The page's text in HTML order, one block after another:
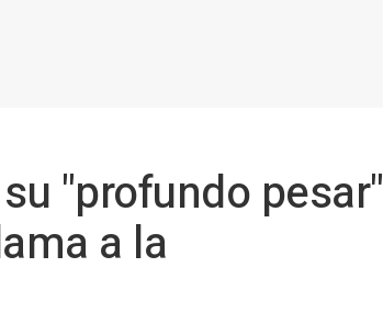
"profundo pesar"
a la